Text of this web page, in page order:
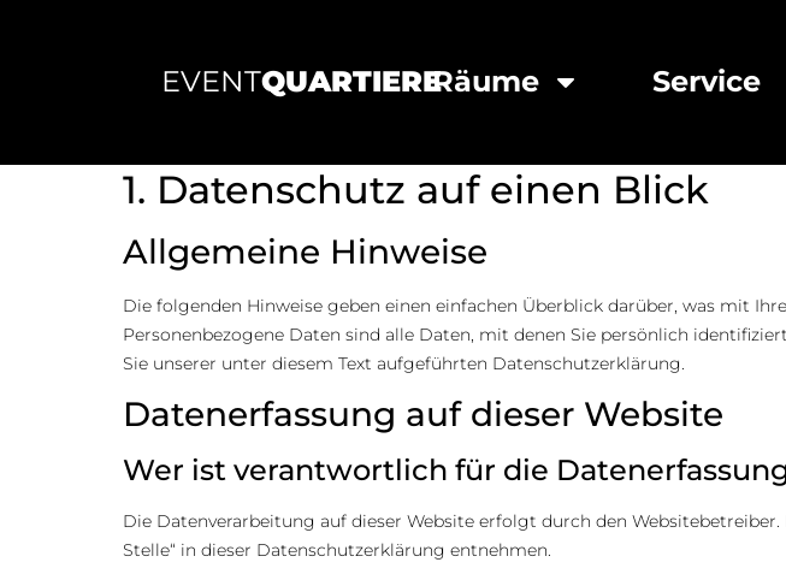
EVENTQUARTIERERäume Service
1. Datenschutz auf einen Blick
Allgemeine Hinweise
Die folgenden Hinweise geben einen einfachen Überblick darüber, was mit
Personenbezogene Daten sind alle Daten, mit denen Sie persönlich
Sie unserer unter diesem Text aufgeführten Datenschutzerklärung.
Datenerfassung auf dieser Website
Wer ist verantwortlich für die
Die Datenverarbeitung auf dieser Website erfolgt durch den
Stelle“ in dieser Datenschutzerklärung entnehmen.